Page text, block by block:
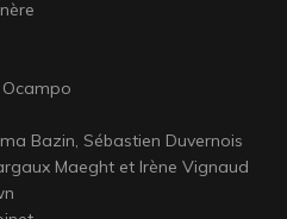
Bazin, Sébastien Duvernois
Maeght et Irène Vignaud